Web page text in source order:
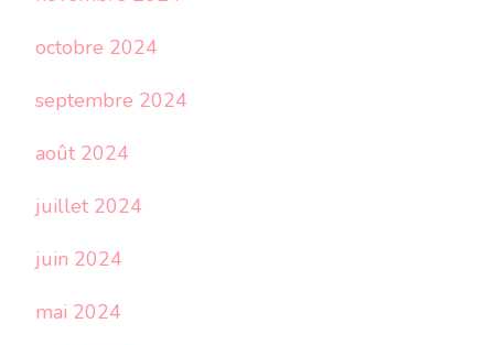
octobre 2024
septembre 2024
août 2024
juillet 2024
juin 2024
mai 2024